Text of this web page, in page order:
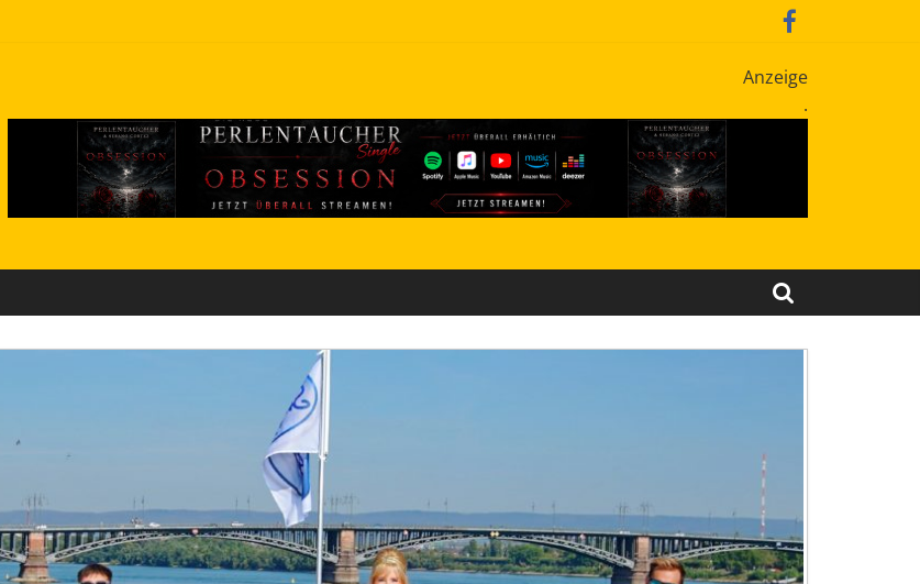
Anzeige
.